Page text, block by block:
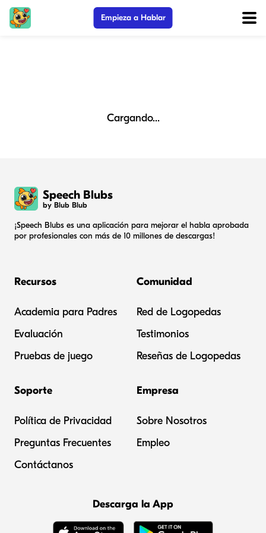
Empieza a Hablar
Cargando...
Speech Blubs
by Blub Blub
¡Speech Blubs es una aplicación para mejorar el habla aprobada
por profesionales con más de 10 millones de descargas!
Recursos
Academia para Padres
Evaluación
Pruebas de juego
Comunidad
Red de Logopedas
Testimonios
Reseñas de Logopedas
Soporte
Política de Privacidad
Preguntas Frecuentes
Contáctanos
Empresa
Sobre Nosotros
Empleo
Descarga la App